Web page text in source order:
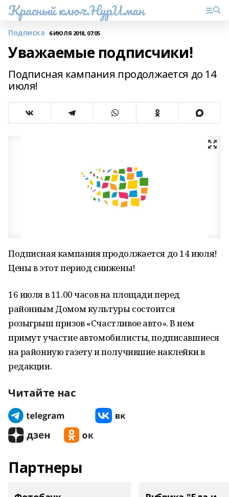
Красный ключ.НурИман
Подписка 6 ИЮЛЯ 2018, 07:05
Уважаемые подписчики!
Подписная кампания продолжается до 14
июля!
Подписная кампания продолжается до 14 июля!
Цены в этот период снижены!
16 июля в 11.00 часов на площади перед
районным Домом культуры состоится
розыгрыш призов «Счастливое авто». В нем
примут участие автомобилисты, подписавшиеся
на районную газету и получившие наклейки в
редакции.
Читайте нас
Партнеры